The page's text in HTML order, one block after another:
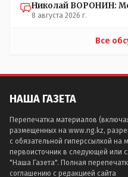
Николай ВОРОНИН:
8 августа 2026 г.
Все
НАША ГАЗЕТА
Перепечатка материалов
размещенных на www.ng.kz,
с обязательной гиперссылкой на
первоисточник в следующей или
"Наша Газета". Полная
соглашению с редакцией сайта